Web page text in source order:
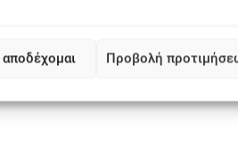
Προβολή
bag, εμείς τα διαλέγουμε.